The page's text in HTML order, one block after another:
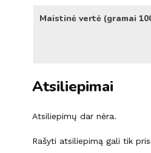
Maistinė vertė (gramai
Atsiliepimai
Atsiliepimų dar nėra.
Rašyti atsiliepimą gali tik